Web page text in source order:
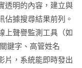
透明的內容，建立與
佔據搜尋結果前列。
上聲譽監測工具（如
鍵字、高管姓名
片，系統能即時發出